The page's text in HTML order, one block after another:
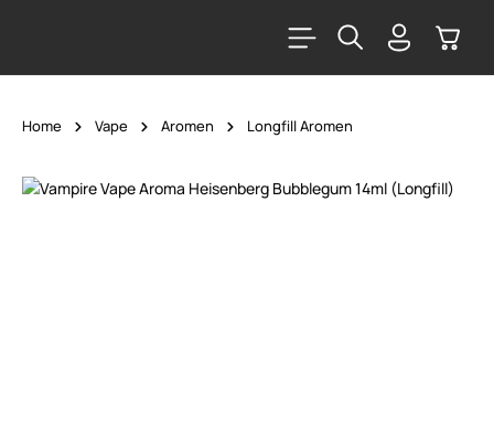
Home Vape Aromen Longfill Aromen
Bildergalerie überspringen